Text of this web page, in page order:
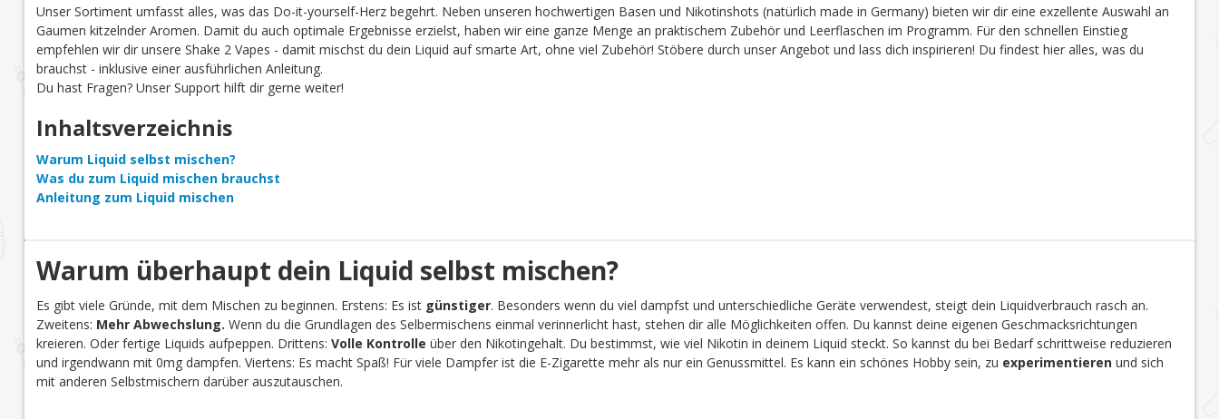
Unser Sortiment umfasst alles, was das Do-it-yourself-Herz begehrt. Neben unseren hochwertigen Basen und Nikotinshots (natürlich made in Germany) bieten wir dir eine exzellente Auswahl an
Gaumen kitzelnder Aromen. Damit du auch optimale Ergebnisse erzielst, haben wir eine ganze Menge an praktischem Zubehör und Leerflaschen im Programm. Für den schnellen Einstieg
empfehlen wir dir unsere Shake 2 Vapes - damit mischst du dein Liquid auf smarte Art, ohne viel Zubehör! Stöbere durch unser Angebot und lass dich inspirieren! Du findest hier alles, was du
brauchst - inklusive einer ausführlichen Anleitung.
Du hast Fragen? Unser Support hilft dir gerne weiter!
Inhaltsverzeichnis
Warum Liquid selbst mischen?
Was du zum Liquid mischen brauchst
Anleitung zum Liquid mischen
Warum überhaupt dein Liquid selbst mischen?
Es gibt viele Gründe, mit dem Mischen zu beginnen. Erstens: Es ist günstiger. Besonders wenn du viel dampfst und unterschiedliche Geräte verwendest, steigt dein Liquidverbrauch rasch an.
Zweitens: Mehr Abwechslung. Wenn du die Grundlagen des Selbermischens einmal verinnerlicht hast, stehen dir alle Möglichkeiten offen. Du kannst deine eigenen Geschmacksrichtungen
kreieren. Oder fertige Liquids aufpeppen. Drittens: Volle Kontrolle über den Nikotingehalt. Du bestimmst, wie viel Nikotin in deinem Liquid steckt. So kannst du bei Bedarf schrittweise reduzieren
und irgendwann mit 0mg dampfen. Viertens: Es macht Spaß! Für viele Dampfer ist die E-Zigarette mehr als nur ein Genussmittel. Es kann ein schönes Hobby sein, zu experimentierenund sich
mit anderen Selbstmischern darüber auszutauschen.